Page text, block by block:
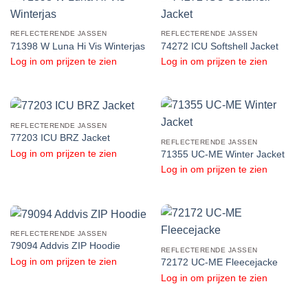
REFLECTERENDE JASSEN
71398 W Luna Hi Vis Winterjas
Log in om prijzen te zien
REFLECTERENDE JASSEN
74272 ICU Softshell Jacket
Log in om prijzen te zien
REFLECTERENDE JASSEN
77203 ICU BRZ Jacket
Log in om prijzen te zien
REFLECTERENDE JASSEN
71355 UC-ME Winter Jacket
Log in om prijzen te zien
REFLECTERENDE JASSEN
79094 Addvis ZIP Hoodie
Log in om prijzen te zien
REFLECTERENDE JASSEN
72172 UC-ME Fleecejacke
Log in om prijzen te zien